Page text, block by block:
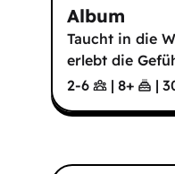
Album
Taucht in die
erlebt die
2-6
| 8+ |